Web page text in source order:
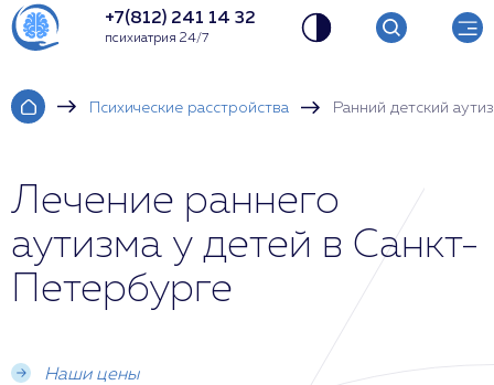
+7(812) 241 14 32
психиатрия 24/7
Психические расстройства Ранний детский
Лечение раннего
аутизма у детей в Санкт-
Петербурге
Наши цены